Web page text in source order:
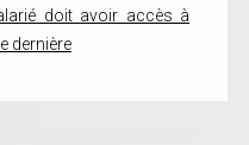
doit avoir accès à
dernière